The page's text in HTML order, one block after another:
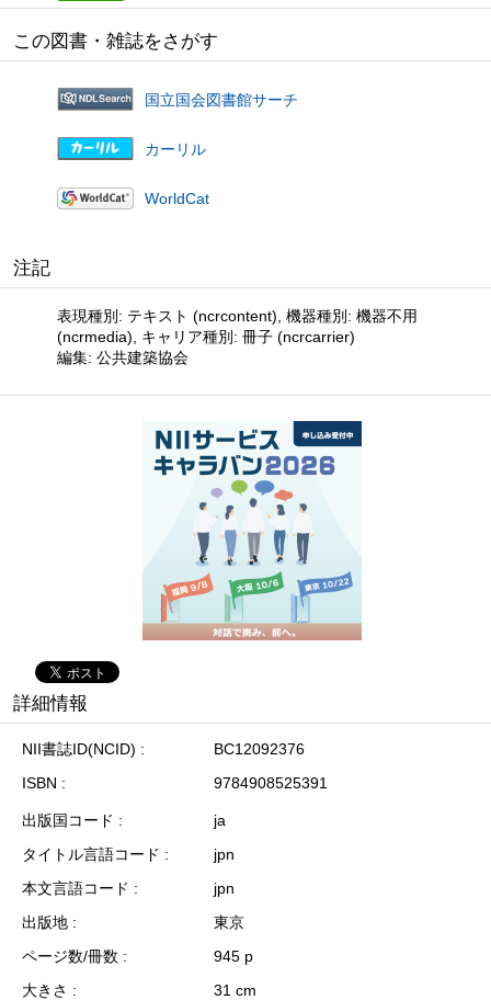
この図書・雑誌をさがす
国立国会図書館サーチ
カーリル
WorldCat
注記
表現種別: テキスト (ncrcontent), 機器種別: 機器不用
(ncrmedia), キャリア種別: 冊子 (ncrcarrier)
編集: 公共建築協会
詳細情報
NII書誌ID(NCID)
BC12092376
ISBN
9784908525391
出版国コード
ja
タイトル言語コード
jpn
本文言語コード
jpn
出版地
東京
ページ数/冊数
945 p
大きさ
31 cm